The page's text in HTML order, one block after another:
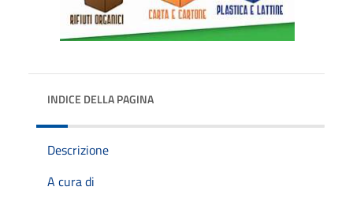
INDICE DELLA PAGINA
Descrizione
A cura di